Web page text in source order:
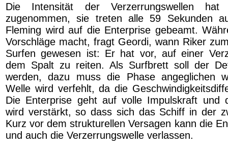
Die Intensität der Verzerrungswellen
zugenommen, sie treten alle 59 Sekunden
Fleming wird auf die Enterprise gebeamt.
Vorschläge macht, fragt Geordi, wann Riker
Surfen gewesen ist: Er hat vor, auf einer
dem Spalt zu reiten. Als Surfbrett soll der
werden, dazu muss die Phase angeglichen
Welle wird verfehlt, da die
Die Enterprise geht auf volle Impulskraft und
wird verstärkt, so dass sich das Schiff in der
Kurz vor dem strukturellen Versagen kann die
und auch die Verzerrungswelle verlassen.